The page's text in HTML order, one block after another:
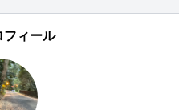
フィール